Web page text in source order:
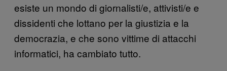
esiste un mondo di giornalisti/e, attivisti/e e
dissidenti che lottano per la giustizia e la
democrazia, e che sono vittime di attacchi
informatici, ha cambiato tutto.